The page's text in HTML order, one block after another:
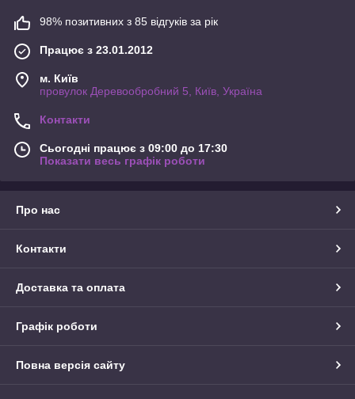
98% позитивних з 85 відгуків за рік
Працює з 23.01.2012
м. Київ
провулок Деревообробний 5, Київ, Україна
Контакти
Сьогодні працює з 09:00 до 17:30
Показати весь графік роботи
Про нас
Контакти
Доставка та оплата
Графік роботи
Повна версія сайту